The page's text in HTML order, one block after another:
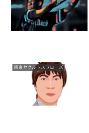
東京ヤクルトスワローズ